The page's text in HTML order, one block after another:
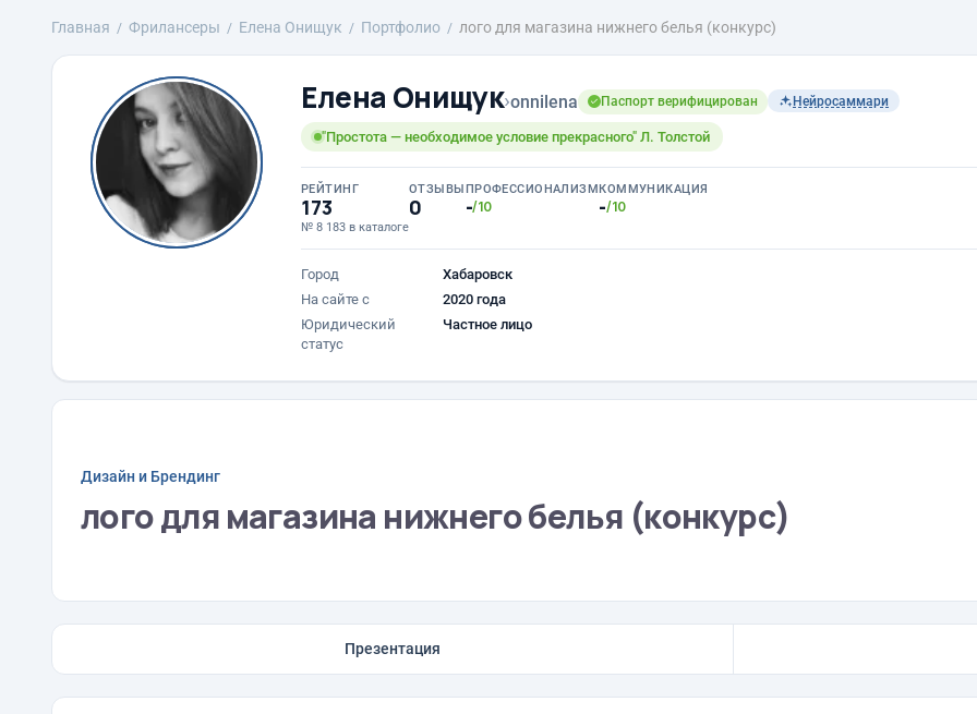
Главная Фрилансеры Елена Онищук Портфолио лого для магазина нижнего белья (конкурс)
Елена Онищук›onnilena Паспорт верифицирован Нейросаммари
"Простота — необходимое условие прекрасного" Л. Толстой
РЕЙТИНГ
173
№ 8 183 в каталоге
ОТЗЫВЫ
0
ПРОФЕССИОНАЛИЗМ
-/10
КОММУНИКАЦИЯ
-/10
Город
Хабаровск
На сайте с
2020 года
Юридический
статус
Частное лицо
Дизайн и Брендинг
лого для магазина нижнего белья (конкурс)
Презентация